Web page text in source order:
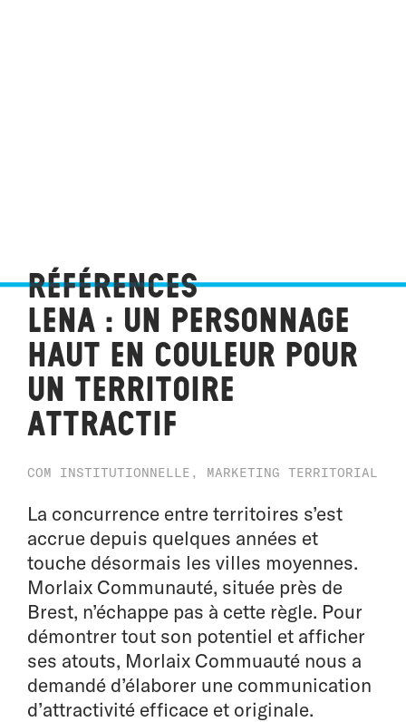
Références
Lena : un personnage
haut en couleur pour
un territoire
attractif
COM INSTITUTIONNELLE, MARKETING TERRITORIAL
La concurrence entre territoires s’est
accrue depuis quelques années et
touche désormais les villes moyennes.
Morlaix Communauté, située près de
Brest, n’échappe pas à cette règle. Pour
démontrer tout son potentiel et afficher
ses atouts, Morlaix Commuauté nous a
demandé d’élaborer une communication
d’attractivité efficace et originale.